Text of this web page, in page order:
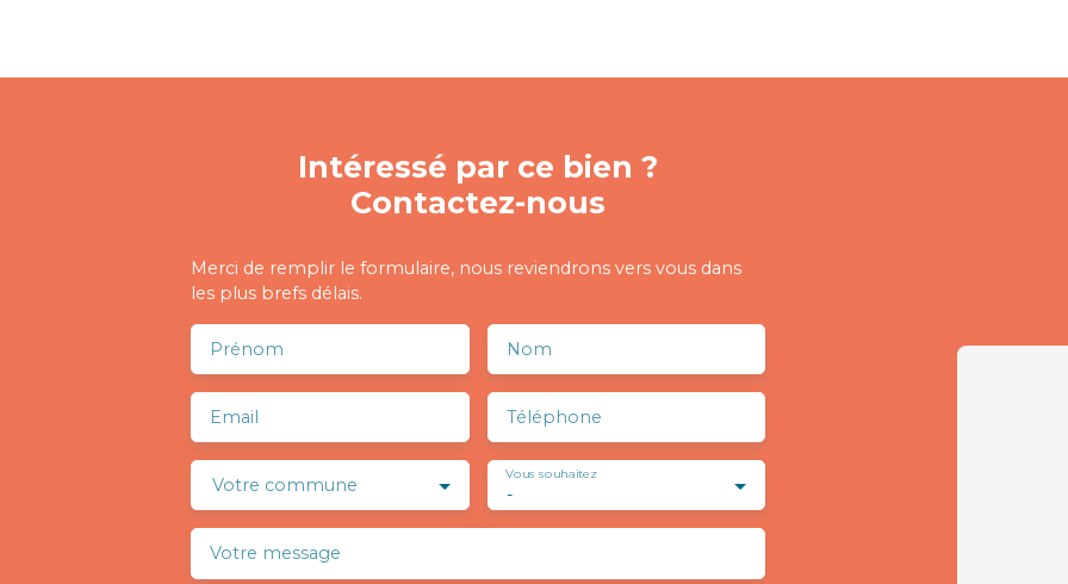
Intéressé par ce bien ?
Contactez-nous
Merci de remplir le formulaire, nous reviendrons vers vous dans
les plus brefs délais.
Prénom Nom
Email Téléphone
Votre commune -
Vous souhaitez
Votre message